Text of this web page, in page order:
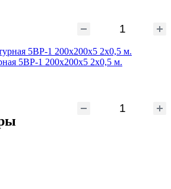
5ВР-1 200х200х5 2х0,5 м.